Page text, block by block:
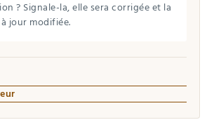
? Signale-la, elle sera corrigée et la
jour modifiée.